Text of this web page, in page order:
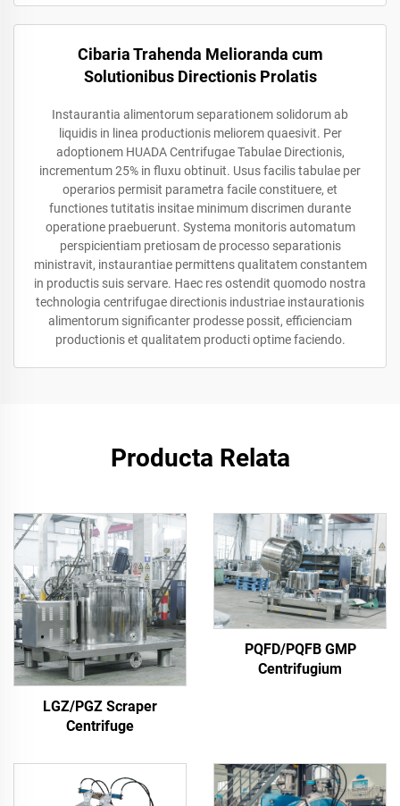
Cibaria Trahenda Melioranda cum
Solutionibus Directionis Prolatis
Instaurantia alimentorum separationem solidorum ab
liquidis in linea productionis meliorem quaesivit. Per
adoptionem HUADA Centrifugae Tabulae Directionis,
incrementum 25% in fluxu obtinuit. Usus facilis tabulae per
operarios permisit parametra facile constituere, et
functiones tutitatis insitae minimum discrimen durante
operatione praebuerunt. Systema monitoris automatum
perspicientiam pretiosam de processo separationis
ministravit, instaurantiae permittens qualitatem constantem
in productis suis servare. Haec res ostendit quomodo nostra
technologia centrifugae directionis industriae instaurationis
alimentorum significanter prodesse possit, efficienciam
productionis et qualitatem producti optime faciendo.
Producta Relata
LGZ/PGZ Scraper
Centrifuge
PQFD/PQFB GMP
Centrifugium